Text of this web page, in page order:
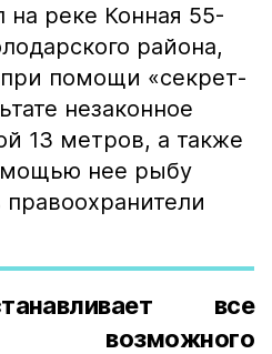
реке Конная 55-
района,
помощи «секрет-
незаконное
13 метров, а также
нее рыбу
все
возможного